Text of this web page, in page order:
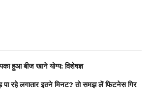
हुआ बीज खाने योग्य: विशेषज्ञ
पा रहे लगातार इतने मिनट? तो समझ लें फिटनेस गिर